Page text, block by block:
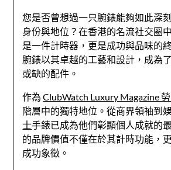
您是否曾想過一只腕錶能夠如此深
身份與地位？在香港的名流社交圈
是一件計時器，更是成功與品味的
腕錶以其卓越的工藝和設計，成為
或缺的配件。
作為ClubWatch Luxury Magazine
階層中的獨特地位。從商界領袖到
士手錶已成為他們彰顯個人成就的
的品牌價值不僅在於其計時功能，
成功象徵。